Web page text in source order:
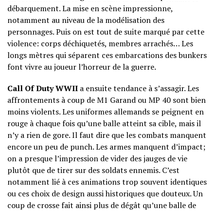
débarquement. La mise en scène impressionne,
notamment au niveau de la modélisation des
personnages. Puis on est tout de suite marqué par cette
violence: corps déchiquetés, membres arrachés… Les
longs mètres qui séparent ces embarcations des bunkers
font vivre au joueur l’horreur de la guerre.
Call Of Duty WWII a ensuite tendance à s’assagir. Les
affrontements à coup de M1 Garand ou MP 40 sont bien
moins violents. Les uniformes allemands se peignent en
rouge à chaque fois qu’une balle atteint sa cible, mais il
n’y a rien de gore. Il faut dire que les combats manquent
encore un peu de punch. Les armes manquent d’impact;
on a presque l’impression de vider des jauges de vie
plutôt que de tirer sur des soldats ennemis. C’est
notamment lié à ces animations trop souvent identiques
ou ces choix de design aussi historiques que douteux. Un
coup de crosse fait ainsi plus de dégât qu’une balle de